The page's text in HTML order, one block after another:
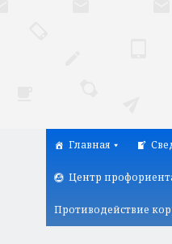
Главная
Центр
Противодействие